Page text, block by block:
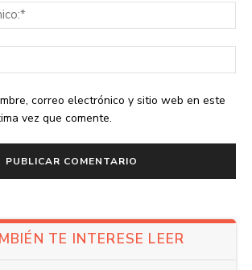
correo electrónico y sitio web en este
vez que comente.
TE INTERESE LEER